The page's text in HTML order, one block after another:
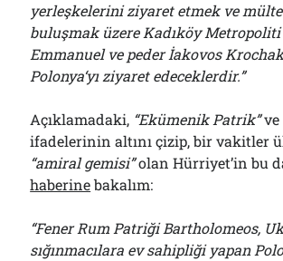
yerleşkelerini ziyaret etmek ve
buluşmak üzere Kadıköy Metropoliti
Emmanuel ve peder İakovos
Polonya‘yı ziyaret edeceklerdir.”
Açıklamadaki, “Ekümenik Patrik”ve
ifadelerinin altını çizip, bir vakitler
“amiral gemisi”olan Hürriyet’in bu
haberinebakalım:
“Fener Rum Patriği Bartholomeos,
sığınmacılara ev sahipliği yapan